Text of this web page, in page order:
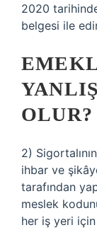
2020
belgesi ile
OLUR?
2)
ihbar ve
tarafından
meslek
her iş yeri